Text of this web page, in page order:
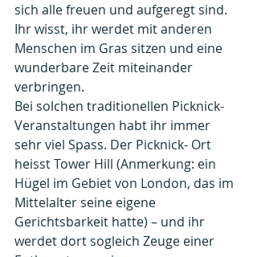
sich alle freuen und aufgeregt sind.
Ihr wisst, ihr werdet mit anderen
Menschen im Gras sitzen und eine
wunderbare Zeit miteinander
verbringen.
Bei solchen traditionellen Picknick-
Veranstaltungen habt ihr immer
sehr viel Spass. Der Picknick- Ort
heisst Tower Hill (Anmerkung: ein
Hügel im Gebiet von London, das im
Mittelalter seine eigene
Gerichtsbarkeit hatte) – und ihr
werdet dort sogleich Zeuge einer